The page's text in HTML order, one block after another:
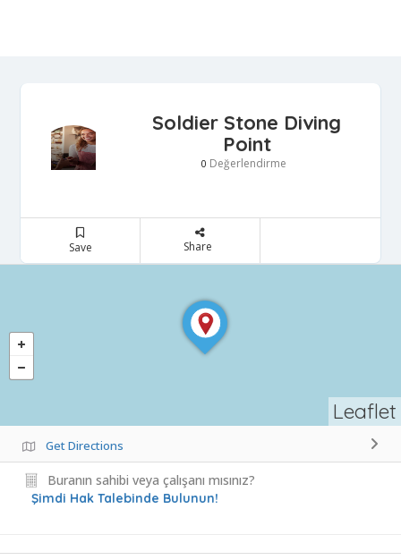
Soldier Stone Diving
Point
0 Değerlendirme
Save Share
Leaflet
Get Directions
Buranın sahibi veya çalışanı mısınız?
Şimdi Hak Talebinde Bulunun!